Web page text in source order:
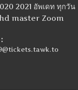
2021 อัพเดท ทุกวัน
master Zoom